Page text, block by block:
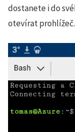
dostanete i do
otevírat prohlížeč.